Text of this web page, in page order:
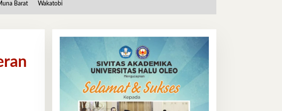
Barat Wakatobi